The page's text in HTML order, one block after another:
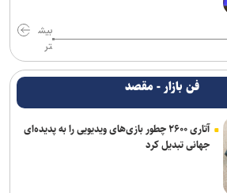
بیش
تر
فن بازار - مقصد
آتاری ۲۶۰۰ چطور بازی‌های ویدیویی را به پدیده‌ای
جهانی تبدیل کرد